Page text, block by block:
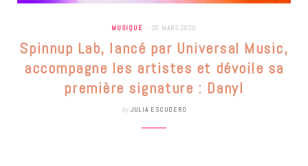
MUSIQUE 20 MARS 2020
Spinnup Lab, lancé par Universal Music,
accompagne les artistes et dévoile sa
première signature : Danyl
by JULIA ESCUDERO